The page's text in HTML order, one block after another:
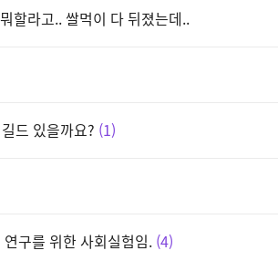
할라고.. 쌀먹이 다 뒤졌는데..
드 있을까요? 1
구를 위한 사회실험임. 4